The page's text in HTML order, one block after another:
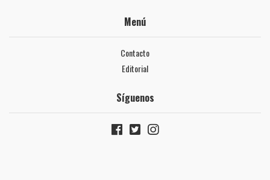
Menú
Contacto
Editorial
Síguenos